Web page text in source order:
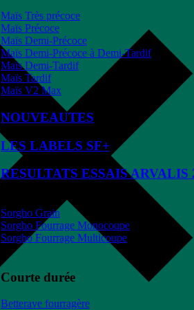
Maïs Très précoce
Maïs Précoce
Maïs Demi-Précoce
Maïs Demi-Précoce à Demi-Tardif
Maïs Demi-Tardif
Maïs Tardif
Maïs V2 Max
NOUVEAUTES
LES LABELS SF+
RESULTATS ESSAIS ARVALIS
Sorgho Grain
Sorgho Fourrage Monocoupe
Sorgho Fourrage Multicoupe
Courte durée
Betterave fourragère